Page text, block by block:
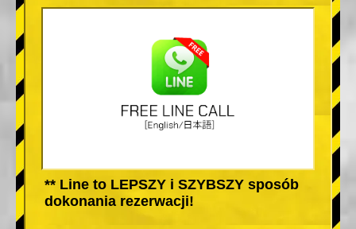
** Line to LEPSZY i SZYBSZY sposób
dokonania rezerwacji!